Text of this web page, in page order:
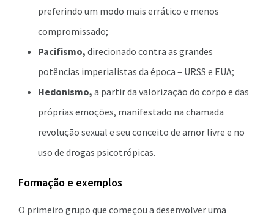
preferindo um modo mais errático e menos
compromissado;
Pacifismo, direcionado contra as grandes
potências imperialistas da época – URSS e EUA;
Hedonismo, a partir da valorização do corpo e das
próprias emoções, manifestado na chamada
revolução sexual e seu conceito de amor livre e no
uso de drogas psicotrópicas.
Formação e exemplos
O primeiro grupo que começou a desenvolver uma